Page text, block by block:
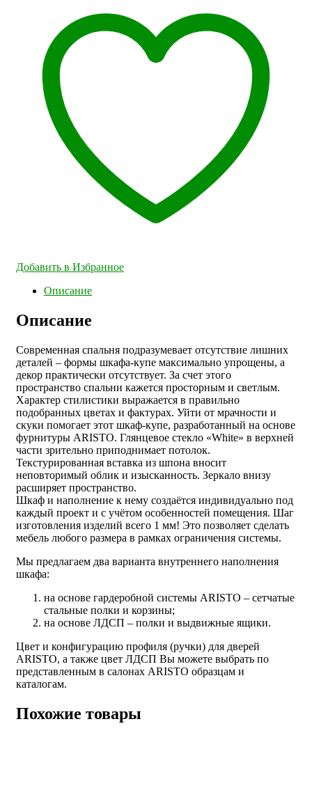
Добавить в Избранное
Описание
Описание
Современная спальня подразумевает отсутствие лишних
деталей – формы шкафа-купе максимально упрощены, а
декор практически отсутствует. За счет этого
пространство спальни кажется просторным и светлым.
Характер стилистики выражается в правильно
подобранных цветах и фактурах. Уйти от мрачности и
скуки помогает этот шкаф-купе, разработанный на основе
фурнитуры ARISTO. Глянцевое стекло «White» в верхней
части зрительно приподнимает потолок.
Текстурированная вставка из шпона вносит
неповторимый облик и изысканность. Зеркало внизу
расширяет пространство.
Шкаф и наполнение к нему создаётся индивидуально под
каждый проект и с учётом особенностей помещения. Шаг
изготовления изделий всего 1 мм! Это позволяет сделать
мебель любого размера в рамках ограничения системы.
Мы предлагаем два варианта внутреннего наполнения
шкафа:
на основе гардеробной системы ARISTO – сетчатые
стальные полки и корзины;
на основе ЛДСП – полки и выдвижные ящики.
Цвет и конфигурацию профиля (ручки) для дверей
ARISTO, а также цвет ЛДСП Вы можете выбрать по
представленным в салонах ARISTO образцам и
каталогам.
Похожие товары